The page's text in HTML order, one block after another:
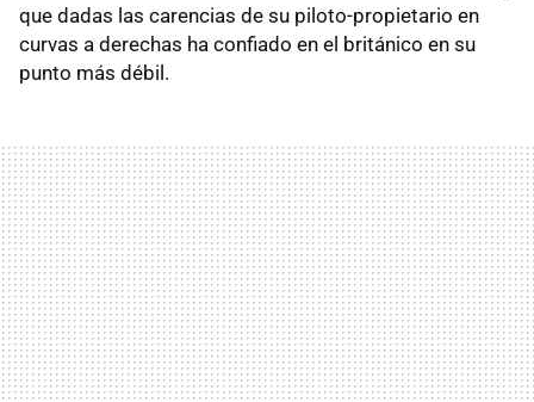
que dadas las carencias de su piloto-propietario en
curvas a derechas ha confiado en el británico en su
punto más débil.